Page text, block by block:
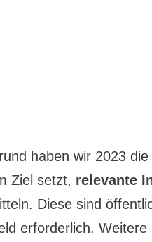
haben wir 2023 die
Ziel setzt, relevante
Diese sind
erforderlich.